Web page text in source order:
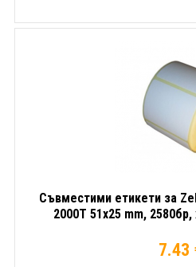
Съвместими етикети за
2000T 51x25 mm,
7.43